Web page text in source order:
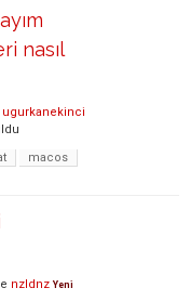
nasıl
ugurkanekinci
macos
nzldnz Yeni